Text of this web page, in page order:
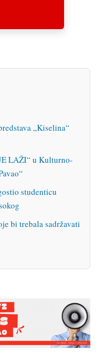
„Kiselina“
LAŽI“ u Kulturno-
studenticu
bi trebala sadržavati